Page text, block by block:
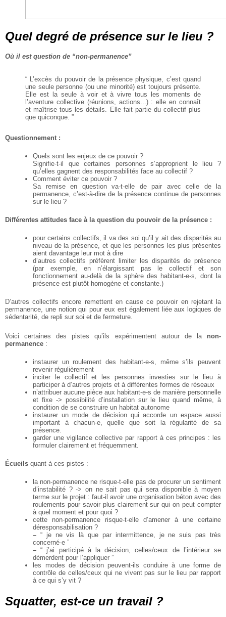
Quel degré de présence sur le lieu ?
Où il est question de “non-permanence”
“ L’excès du pouvoir de la présence physique, c’est quand
une seule personne (ou une minorité) est toujours présente.
Elle est la seule à voir et à vivre tous les moments de
l’aventure collective(réunions, actions...) : elle en connaît
et maîtrise tous les détails. Elle fait partie du collectif plus
que quiconque. ”
Questionnement :
Quels sont les enjeux de ce pouvoir ?
Signifie-t-il que certaines personnes s’approprient le lieu ?
qu’elles gagnent des responsabilités face au collectif ?
Comment éviter ce pouvoir ?
Sa remise en question va-t-elle de pair avec celle de la
permanence, c’est-à-dire de la présence continue de personnes
sur le lieu ?
Différentes attitudes face à la question du pouvoir de la présence :
pour certains collectifs, il va des soi qu’il y ait des disparités au
niveau de la présence, et que les personnes les plus présentes
aient davantage leur mot à dire
d’autres collectifs préfèrent limiter les disparités de présence
(par exemple, en n’élargissant pas le collectif et son
fonctionnement au-delà de la sphère des habitant-e-s, dont la
présence est plutôt homogène et constante.)
D’autres collectifs encore remettent en cause ce pouvoir en rejetant la
permanence, une notion qui pour eux est également liée aux logiques de
sédentarité, de repli sur soi et de fermeture.
Voici certaines des pistes qu’ils expérimentent autour de la non-
permanence :
instaurer un roulement des habitant-e-s, même s’ils peuvent
revenir régulièrement
inciter le collectif et les personnes investies sur le lieu à
participer à d’autres projets et à différentes formes de réseaux
n’attribuer aucune pièce aux habitant-e-s de manière personnelle
et fixe -> possibilité d’installationsur le lieu quand même, à
condition de se construire un habitat autonome
instaurer un mode de décision qui accorde un espace aussi
important à chacun-e, quelle que soit larégularité de sa
présence.
garder une vigilance collective par rapport à ces principes : les
formuler clairement et fréquemment.
Écueils quant à ces pistes :
la non-permanence ne risque-t-elle pas de procurer un sentiment
d’instabilité ? -> on ne sait pas qui sera disponible à moyen
terme sur le projet : faut-il avoir une organisation béton avec des
roulements pour savoir plus clairement sur qui on peut compter
à quel moment et pour quoi ?
cette non-permanence risque-t-elle d’amener à une certaine
déresponsabilisation ?
– “ je ne vis là que par intermittence, je ne suis pas très
concerné-e ”
– “ j’ai participé à la décision, celles/ceux de l’intérieur se
démerdent pour l’appliquer ”
les modes de décision peuvent-ils conduire à une forme de
contrôle de celles/ceux qui ne viventpas sur le lieu par rapport
à ce qui s’y vit ?
Squatter, est-ce un travail ?